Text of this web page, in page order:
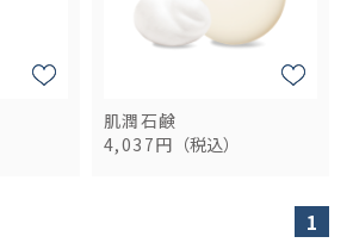
肌潤石鹸
4,037円 （税込）
1